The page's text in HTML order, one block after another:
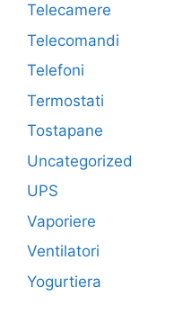
Telecamere
Telecomandi
Telefoni
Termostati
Tostapane
Uncategorized
UPS
Vaporiere
Ventilatori
Yogurtiera